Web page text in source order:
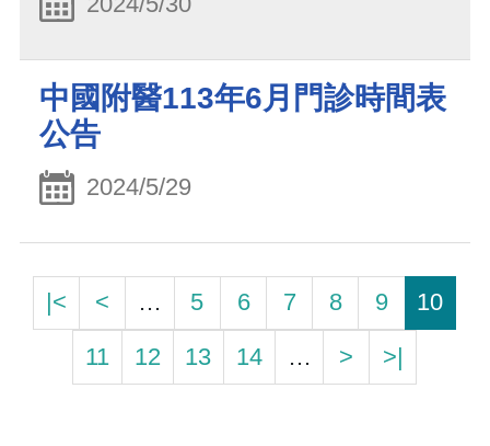
中國附醫113年6月門診時間表
公告
2024/5/29
|< < … 5 6 7 8 9
10
11
12 13 14 … > >|